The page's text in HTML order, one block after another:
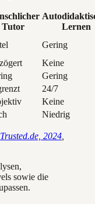
Tutor
Lernen
Gering
Keine
Gering
24/7
Keine
Niedrig
Trusted.de, 2024
sowie die